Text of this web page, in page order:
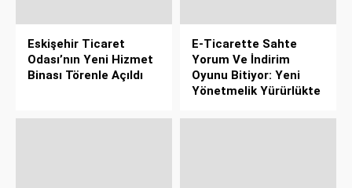
Eskişehir Ticaret
Odası’nın Yeni Hizmet
Binası Törenle Açıldı
E-Ticarette Sahte
Yorum Ve İndirim
Oyunu Bitiyor: Yeni
Yönetmelik Yürürlükte